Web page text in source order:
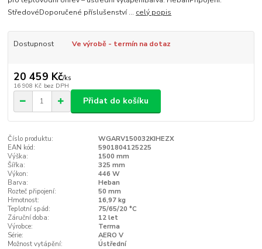
StředovéDoporučené příslušenství ... celý popis
Dostupnost Ve výrobě - termín na dotaz
20 459 Kč/ks
16 908 Kč bez DPH
Přidat do košíku
Číslo produktu:
WGARV150032KIHEZX
EAN kód:
5901804125225
Výška:
1500 mm
Šířka:
325 mm
Výkon:
446 W
Barva:
Heban
Rozteč připojení:
50 mm
Hmotnost:
16,97 kg
Teplotní spád:
75/65/20 °C
Záruční doba:
12 let
Výrobce:
Terma
Série:
AERO V
Možnost vytápění:
Ústřední